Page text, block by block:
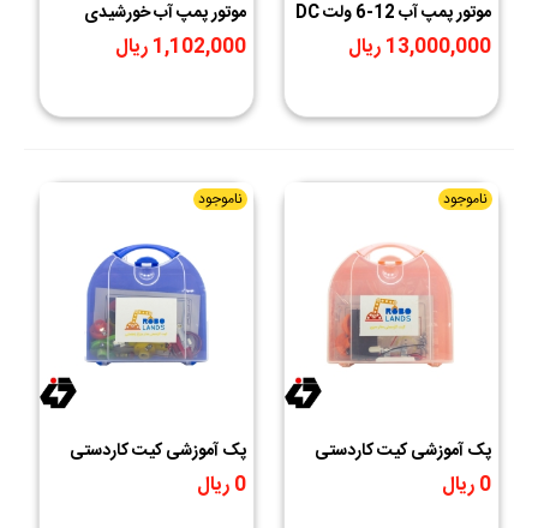
موتور پمپ آب 12-6 ولت DC
مدل JT-500
13,000,000 ریال
موتور پمپ آب خورشیدی
شناور CPS30A
1,102,000 ریال
ناموجود
پک آموزشی کیت کاردستی
مدار سری ROBOLANDS
0 ریال
ناموجود
پک آموزشی کیت کاردستی
چراغ راهنمایی
ROBOLANDS0 ریال